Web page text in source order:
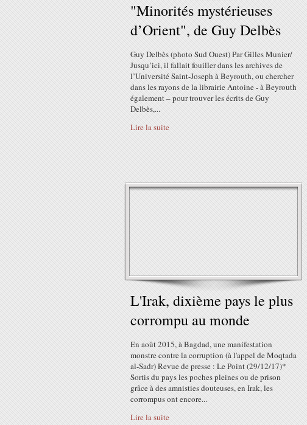
"Minorités mystérieuses
d’Orient", de Guy Delbès
Guy Delbès (photo Sud Ouest) Par Gilles Munier/
Jusqu’ici, il fallait fouiller dans les archives de
l’Université Saint-Joseph à Beyrouth, ou chercher
dans les rayons de la librairie Antoine - à Beyrouth
également – pour trouver les écrits de Guy
Delbès,...
Lire la suite
L'Irak, dixième pays le plus
corrompu au monde
En août 2015, à Bagdad, une manifestation
monstre contre la corruption (à l'appel de Moqtada
al-Sadr) Revue de presse : Le Point (29/12/17)*
Sortis du pays les poches pleines ou de prison
grâce à des amnisties douteuses, en Irak, les
corrompus ont encore...
Lire la suite